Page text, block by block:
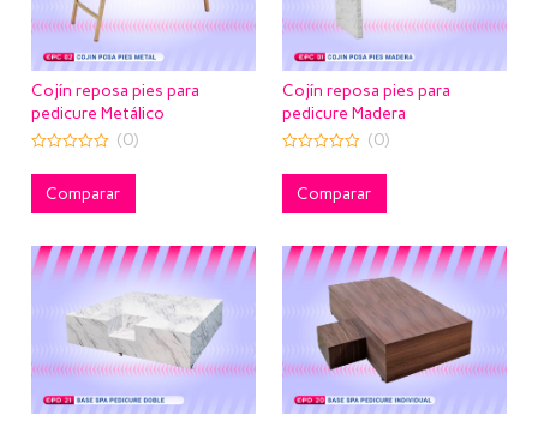
Cojín reposa pies para
pedicure Metálico
out
(0)
Comparar
Cojín reposa pies para
pedicure Madera
out
(0)
Comparar